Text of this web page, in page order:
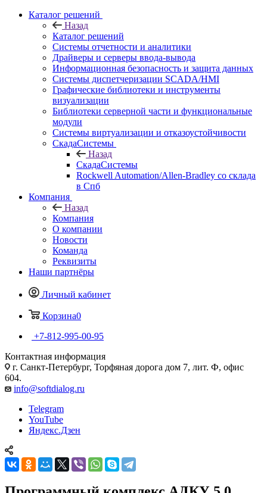
Каталог решений
Назад
Каталог решений
Системы отчетности и аналитики
Драйверы и серверы ввода-вывода
Информационная безопасность и защита данных
Системы диспетчеризации SCADA/HMI
Графические библиотеки и инструменты
визуализации
Библиотеки серверной части и функциональные
модули
Системы виртуализации и отказоустойчивости
СкадаСистемы
Назад
СкадаСистемы
Rockwell Automation/Allen-Bradley со склада
в Спб
Компания
Назад
Компания
О компании
Новости
Команда
Реквизиты
Наши партнёры
Личный кабинет
Корзина0
+7-812-995-00-95
Контактная информация
г. Санкт-Петербург, Торфяная дорога дом 7, лит. Ф, офис
604.
info@softdialog.ru
Telegram
YouTube
Яндекс.Дзен